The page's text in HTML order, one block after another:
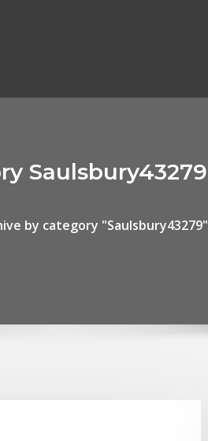
Saulsbury43279
by category "Saulsbury43279"